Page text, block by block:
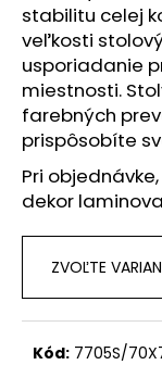
stabilitu celej
veľkosti
usporiadanie
miestnosti.
farebných
prispôsobíte
Pri
dekor
ZVOĽTE
Kód: 7705S/
O
d
p
o
r
ú
č
e